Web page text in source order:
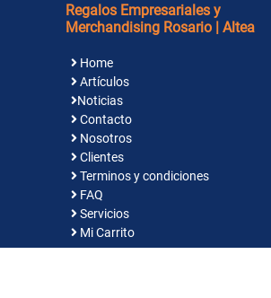
Regalos Empresariales y
Merchandising Rosario | Altea
Home
Artículos
Noticias
Contacto
Nosotros
Clientes
Terminos y condiciones
FAQ
Servicios
Mi Carrito